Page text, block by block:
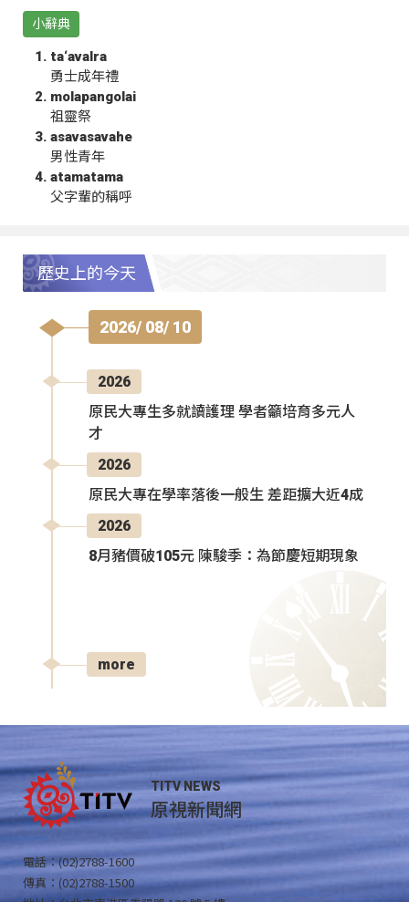
小辭典
ta‘avalra
勇士成年禮
molapangolai
祖靈祭
asavasavahe
男性青年
atamatama
父字輩的稱呼
歷史上的今天
2026/ 08/ 10
2026
原民大專生多就讀護理 學者籲培育多元人
才
2026
原民大專在學率落後一般生 差距擴大近4成
2026
8月豬價破105元 陳駿季：為節慶短期現象
more
TITV NEWS
原視新聞網
電話：(02)2788-1600
傳真：(02)2788-1500